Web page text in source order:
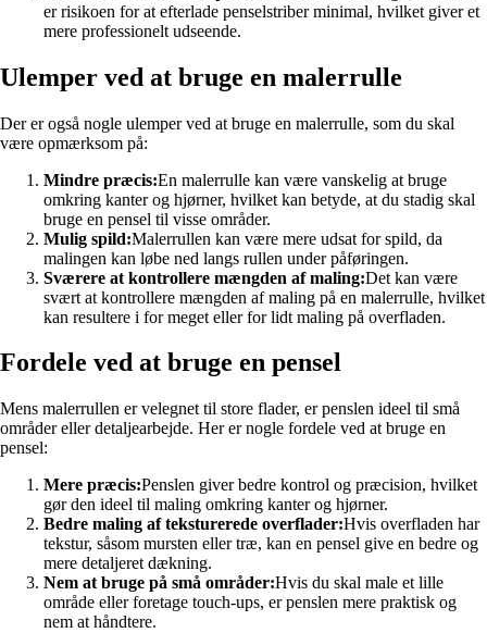
er risikoen for at efterlade penselstriber minimal, hvilket giver et
mere professionelt udseende.
Ulemper ved at bruge en malerrulle
Der er også nogle ulemper ved at bruge en malerrulle, som du skal
være opmærksom på:
Mindre præcis:En malerrulle kan være vanskelig at bruge
omkring kanter og hjørner, hvilket kan betyde, at du stadig skal
bruge en pensel til visse områder.
Mulig spild:Malerrullen kan være mere udsat for spild, da
malingen kan løbe ned langs rullen under påføringen.
Sværere at kontrollere mængden af maling:Det kan være
svært at kontrollere mængden af maling på en malerrulle, hvilket
kan resultere i for meget eller for lidt maling på overfladen.
Fordele ved at bruge en pensel
Mens malerrullen er velegnet til store flader, er penslen ideel til små
områder eller detaljearbejde. Her er nogle fordele ved at bruge en
pensel:
Mere præcis:Penslen giver bedre kontrol og præcision, hvilket
gør den ideel til maling omkring kanter og hjørner.
Bedre maling af teksturerede overflader:Hvis overfladen har
tekstur, såsom mursten eller træ, kan en pensel give en bedre og
mere detaljeret dækning.
Nem at bruge på små områder:Hvis du skal male et lille
område eller foretage touch-ups, er penslen mere praktisk og
nem at håndtere.